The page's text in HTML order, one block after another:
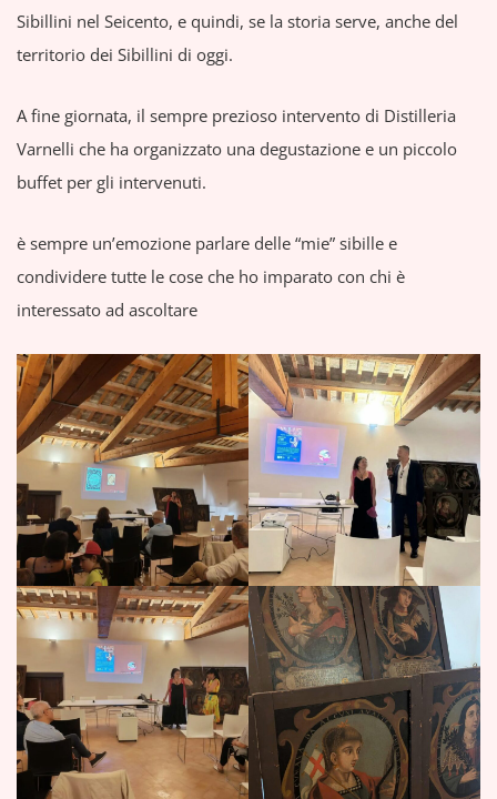
Sibillini nel Seicento, e quindi, se la storia serve, anche del
territorio dei Sibillini di oggi.
A fine giornata, il sempre prezioso intervento di Distilleria
Varnelli che ha organizzato una degustazione e un piccolo
buffet per gli intervenuti.
è sempre un’emozione parlare delle “mie” sibille e
condividere tutte le cose che ho imparato con chi è
interessato ad ascoltare